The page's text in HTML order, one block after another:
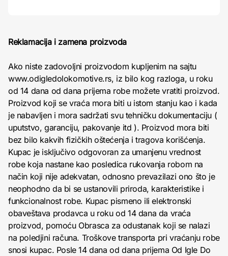
Reklamacija i zamena proizvoda
Ako niste zadovoljni proizvodom kupljenim na sajtu
www.odigledolokomotive.rs, iz bilo kog razloga, u roku
od 14 dana od dana prijema robe možete vratiti proizvod.
Proizvod koji se vraća mora biti u istom stanju kao i kada
je nabavljen i mora sadržati svu tehničku dokumentaciju (
uputstvo, garanciju, pakovanje itd ). Proizvod mora biti
bez bilo kakvih fizičkih oštećenja i tragova korišćenja.
Kupac je isključivo odgovoran za umanjenu vrednost
robe koja nastane kao posledica rukovanja robom na
način koji nije adekvatan, odnosno prevazilazi ono što je
neophodno da bi se ustanovili priroda, karakteristike i
funkcionalnost robe. Kupac pismeno ili elektronski
obaveštava prodavca u roku od 14 dana da vraća
proizvod, pomoću Obrasca za odustanak koji se nalazi
na poledjini računa. Troškove transporta pri vraćanju robe
snosi kupac. Posle 14 dana od dana prijema Od Igle Do